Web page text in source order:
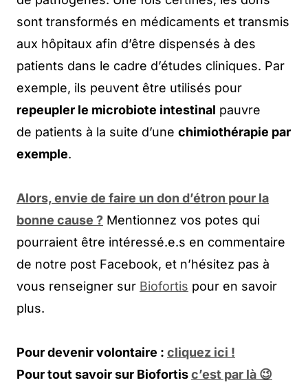
sont transformés en médicaments et transmis
aux hôpitaux afin d’être dispensés à des
patients dans le cadre d’études cliniques. Par
exemple, ils peuvent être utilisés pour
repeupler le microbiote intestinal pauvre
de patients à la suite d’une chimiothérapie par
exemple.
Alors, envie de faire un don d’étron pour la
bonne cause ? Mentionnez vos potes qui
pourraient être intéressé.e.s en commentaire
de notre post Facebook, et n’hésitez pas à
vous renseigner sur Biofortis pour en savoir
plus.
Pour devenir volontaire : cliquez ici !
Pour tout savoir sur Biofortisc’est par là 😉